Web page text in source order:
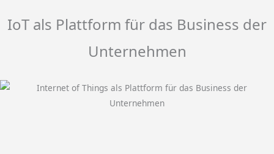
IoT als Plattform für das Business der
Unternehmen